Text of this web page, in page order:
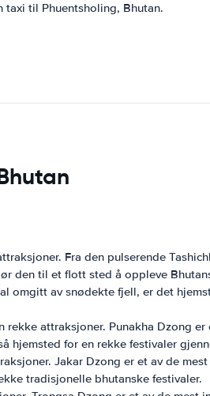
til Phuentsholing, Bhutan.
Fra den pulserende
den til et flott sted å oppleve
omgitt av snødekte fjell, er det
attraksjoner. Punakha Dzong
hjemsted for en rekke festivaler
Jakar Dzong er et av de
tradisjonelle bhutanske festivaler.